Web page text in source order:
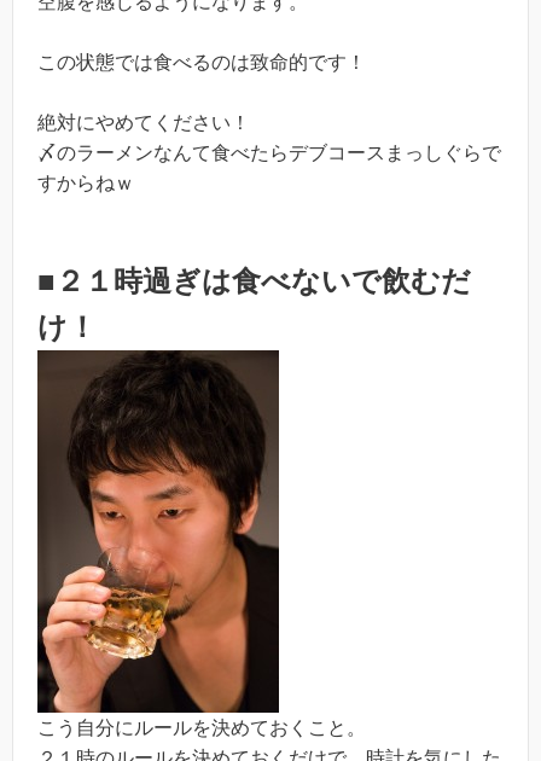
この状態では食べるのは致命的です！
絶対にやめてください！
〆のラーメンなんて食べたらデブコースまっしぐらで
すからねｗ
■２１時過ぎは食べないで飲むだ
け！
こう自分にルールを決めておくこと。